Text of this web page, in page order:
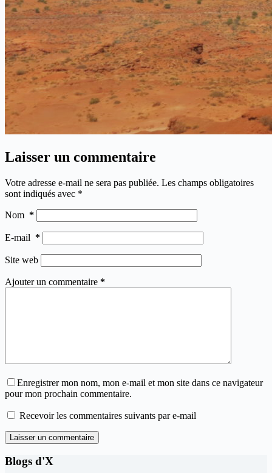
Laisser un commentaire
Votre adresse e-mail ne sera pas publiée. Les champs obligatoires
sont indiqués avec *
Nom *
E-mail *
Site web
Ajouter un commentaire *
Enregistrer mon nom, mon e-mail et mon site dans ce navigateur
pour mon prochain commentaire.
Recevoir les commentaires suivants par e-mail
Laisser un commentaire
Blogs d'X